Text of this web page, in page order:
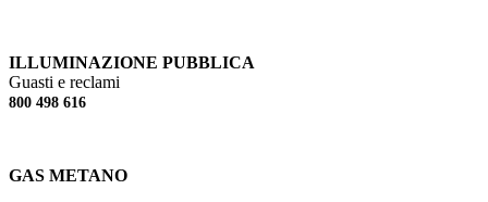
ILLUMINAZIONE PUBBLICA
Guasti e reclami
800 498 616
GAS METANO